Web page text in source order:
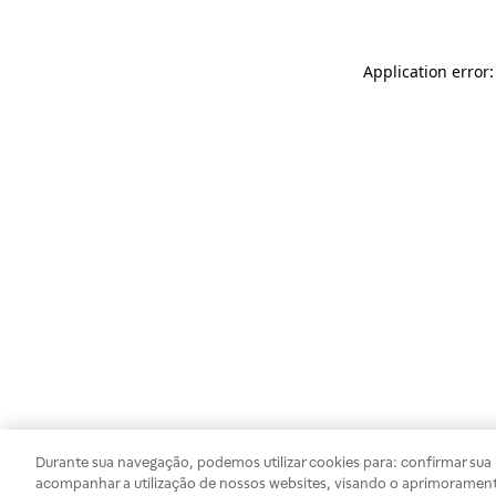
Application
Durante sua navegação, podemos utilizar cookies para: confirmar
acompanhar a utilização de nossos websites, visando o